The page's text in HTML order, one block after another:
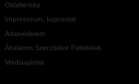
Oldaltérkép
Impresszum, kapcsolat
Adatvédelem
Általános Szerződési Feltételek
Médiaajánlat